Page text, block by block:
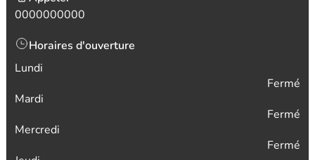
0000000000
Horaires d'ouverture
Lundi
Fermé
Mardi
Fermé
Mercredi
Fermé